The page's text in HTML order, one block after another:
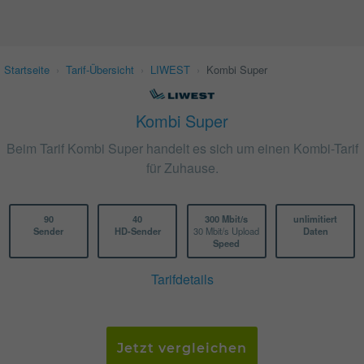
Startseite Tarif-Übersicht LIWEST Kombi Super
Kombi Super
Beim Tarif Kombi Super handelt es sich um einen Kombi-Tarif
für Zuhause.
90
Sender
40
HD-Sender
300 Mbit/s
30 Mbit/s Upload
Speed
unlimitiert
Daten
Tarifdetails
Jetzt vergleichen